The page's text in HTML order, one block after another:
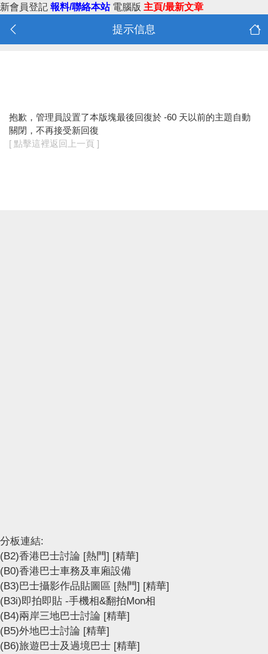
新會員登記 報料/聯絡本站 電腦版 主頁/最新文章
提示信息
抱歉，管理員設置了本版塊最後回復於 -60 天以前的主題自動
關閉，不再接受新回復
[ 點擊這裡返回上一頁 ]
分板連結:
(B2)香港巴士討論 [熱門] [精華]
(B0)香港巴士車務及車廂設備
(B3)巴士攝影作品貼圖區 [熱門] [精華]
(B3i)即拍即貼 -手機相&翻拍Mon相
(B4)兩岸三地巴士討論 [精華]
(B5)外地巴士討論 [精華]
(B6)旅遊巴士及過境巴士 [精華]